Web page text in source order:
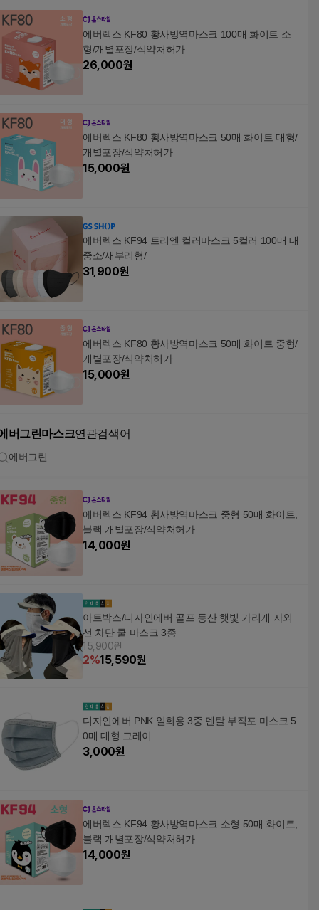
에버렉스 KF80 황사방역마스크 100매 화이트 소
형/개별포장/식약처허가
26,000원
에버렉스 KF80 황사방역마스크 50매 화이트 대형/
개별포장/식약처허가
15,000원
에버렉스 KF94 트리엔 컬러마스크 5컬러 100매 대
중소/새부리형/
31,900원
에버렉스 KF80 황사방역마스크 50매 화이트 중형/
개별포장/식약처허가
15,000원
버그린마스크연관검색어
에버그린
에버렉스 KF94 황사방역마스크 중형 50매 화이트,
블랙 개별포장/식약처허가
14,000원
아트박스/디자인에버 골프 등산 햇빛 가리개 자외
선 차단 쿨 마스크 3종
15,900원
2%15,590원
디자인에버 PNK 일회용 3중 덴탈 부직포 마스크 5
0매 대형 그레이
3,000원
에버렉스 KF94 황사방역마스크 소형 50매 화이트,
블랙 개별포장/식약처허가
14,000원